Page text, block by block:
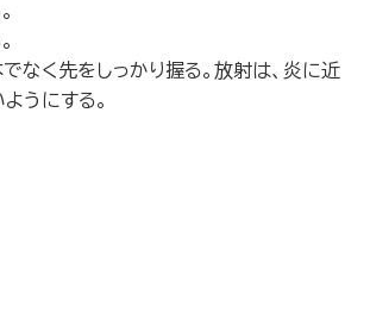
なく先をしっかり握る。放射は、炎に近
うにする。